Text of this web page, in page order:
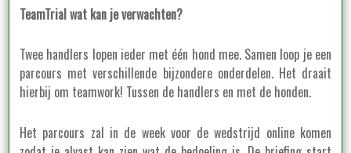
TeamTrial wat kan je verwachten?
Twee handlers lopen ieder met één hond mee. Samen loop je een
parcours met verschillende bijzondere onderdelen. Het draait
hierbij om teamwork! Tussen de handlers en met de honden.
Het parcours zal in de week voor de wedstrijd online komen